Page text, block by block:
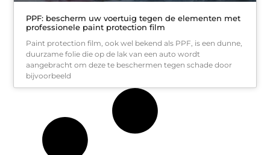
PPF: bescherm uw voertuig tegen de elementen met
professionele paint protection film
Paint protection film, ook wel bekend als PPF, is een dunne,
duurzame folie die op de lak van een auto wordt
aangebracht om deze te beschermen tegen schade door
bijvoorbeeld